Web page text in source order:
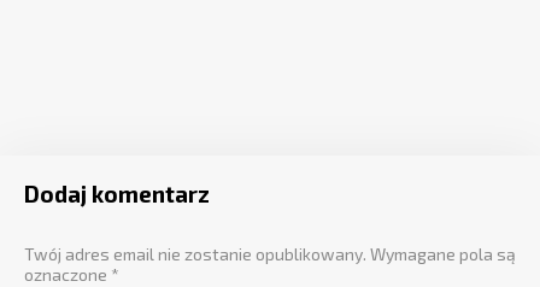
Dodaj komentarz
Twój adres email nie zostanie opublikowany. Wymagane pola są
oznaczone *